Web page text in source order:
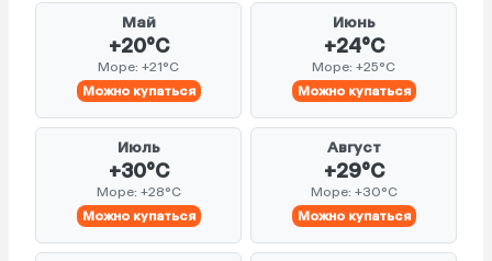
Май
+20°C
Море: +21°C
Можно купаться
Июнь
+24°C
Море: +25°C
Можно купаться
Июль
+30°C
Море: +28°C
Можно купаться
Август
+29°C
Море: +30°C
Можно купаться